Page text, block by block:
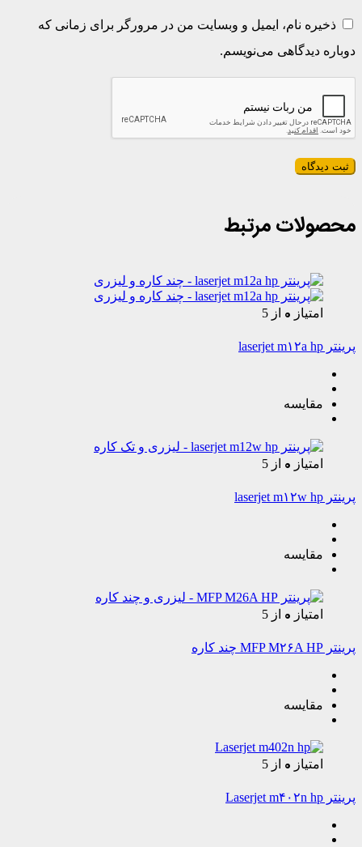
ذخیره نام، ایمیل و وبسایت من در مرورگر برای زمانی که
دوباره دیدگاهی می‌نویسم.
محصولات مرتبط
امتیاز 0 از 5
پرینتر laserjet m۱۲a hp
مقایسه
امتیاز 0 از 5
پرینتر laserjet m۱۲w hp
مقایسه
امتیاز 0 از 5
پرینتر MFP M۲۶A HP چند کاره
مقایسه
امتیاز 0 از 5
پرینتر Laserjet m۴۰۲n hp